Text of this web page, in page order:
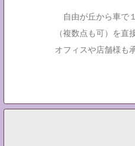
自由が丘から車で
（複数点も可）を直
オフィスや店舗様も